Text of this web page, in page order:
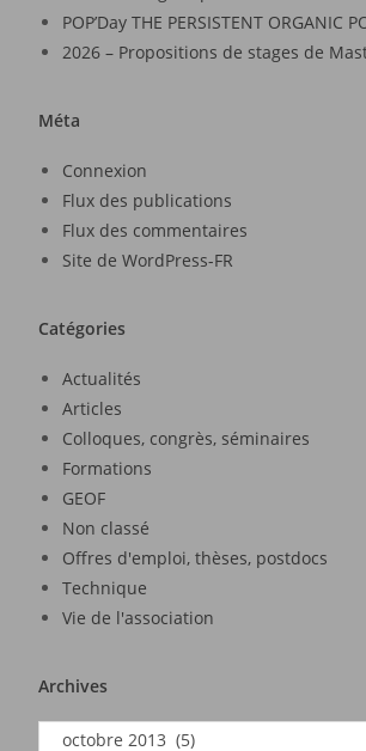
POP’Day THE PERSISTENT ORGANIC
2026 – Propositions de stages de
Méta
Connexion
Flux des publications
Flux des commentaires
Site de WordPress-FR
Catégories
Actualités
Articles
Colloques, congrès, séminaires
Formations
GEOF
Non classé
Offres d'emploi, thèses, postdocs
Technique
Vie de l'association
Archives